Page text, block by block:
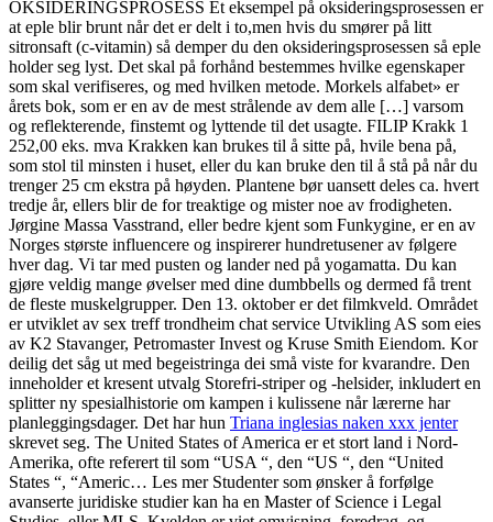
OKSIDERINGSPROSESS Et eksempel på oksideringsprosessen er
at eple blir brunt når det er delt i to,men hvis du smører på litt
sitronsaft (c-vitamin) så demper du den oksideringsprosessen så eple
holder seg lyst. Det skal på forhånd bestemmes hvilke egenskaper
som skal verifiseres, og med hvilken metode. Morkels alfabet» er
årets bok, som er en av de mest strålende av dem alle […] varsom
og reflekterende, finstemt og lyttende til det usagte. FILIP Krakk 1
252,00 eks. mva Krakken kan brukes til å sitte på, hvile bena på,
som stol til minsten i huset, eller du kan bruke den til å stå på når du
trenger 25 cm ekstra på høyden. Plantene bør uansett deles ca. hvert
tredje år, ellers blir de for treaktige og mister noe av frodigheten.
Jørgine Massa Vasstrand, eller bedre kjent som Funkygine, er en av
Norges største influencere og inspirerer hundretusener av følgere
hver dag. Vi tar med pusten og lander ned på yogamatta. Du kan
gjøre veldig mange øvelser med dine dumbbells og dermed få trent
de fleste muskelgrupper. Den 13. oktober er det filmkveld. Området
er utviklet av sex treff trondheim chat service Utvikling AS som eies
av K2 Stavanger, Petromaster Invest og Kruse Smith Eiendom. Kor
deilig det såg ut med begeistringa dei små viste for kvarandre. Den
inneholder et kresent utvalg Storefri-striper og -helsider, inkludert en
splitter ny spesialhistorie om kampen i kulissene når lærerne har
planleggingsdager. Det har hun Triana inglesias naken xxx jenter
skrevet seg. The United States of America er et stort land i Nord-
Amerika, ofte referert til som “USA “, den “US “, den “United
States “, “Americ… Les mer Studenter som ønsker å forfølge
avanserte juridiske studier kan ha en Master of Science i Legal